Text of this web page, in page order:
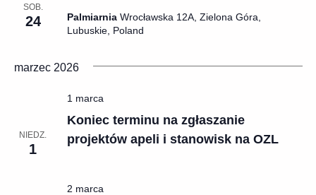
SOB.
24 Palmiarnia Wrocławska 12A, Zielona Góra,
Lubuskie, Poland
marzec 2026
NIEDZ.
1
Koniec terminu na zgłaszanie
projektów apeli i stanowisk na OZL
1 marca
2 marca